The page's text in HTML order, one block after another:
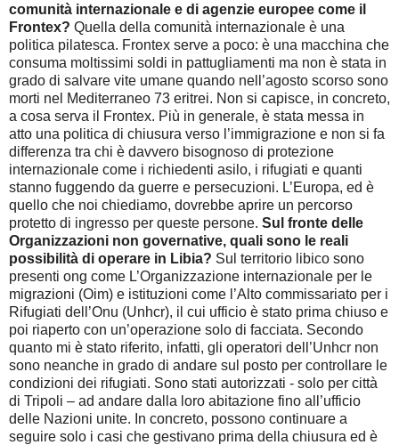
comunità internazionale e di agenzie europee come il
Frontex? Quella della comunità internazionale è una
politica pilatesca. Frontex serve a poco: è una macchina che
consuma moltissimi soldi in pattugliamenti ma non è stata in
grado di salvare vite umane quando nell’agosto scorso sono
morti nel Mediterraneo 73 eritrei. Non si capisce, in concreto,
a cosa serva il Frontex. Più in generale, è stata messa in
atto una politica di chiusura verso l’immigrazione e non si fa
differenza tra chi è davvero bisognoso di protezione
internazionale come i richiedenti asilo, i rifugiati e quanti
stanno fuggendo da guerre e persecuzioni. L’Europa, ed è
quello che noi chiediamo, dovrebbe aprire un percorso
protetto di ingresso per queste persone. Sul fronte delle
Organizzazioni non governative, quali sono le reali
possibilità di operare in Libia? Sul territorio libico sono
presenti ong come L’Organizzazione internazionale per le
migrazioni (Oim) e istituzioni come l’Alto commissariato per i
Rifugiati dell’Onu (Unhcr), il cui ufficio è stato prima chiuso e
poi riaperto con un’operazione solo di facciata. Secondo
quanto mi è stato riferito, infatti, gli operatori dell’Unhcr non
sono neanche in grado di andare sul posto per controllare le
condizioni dei rifugiati. Sono stati autorizzati - solo per città
di Tripoli – ad andare dalla loro abitazione fino all’ufficio
delle Nazioni unite. In concreto, possono continuare a
seguire solo i casi che gestivano prima della chiusura ed è